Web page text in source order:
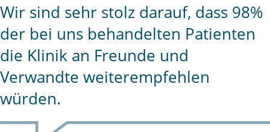
Wir sind sehr stolz darauf, dass 98%
der bei uns behandelten Patienten
die Klinik an Freunde und
Verwandte weiterempfehlen
würden.